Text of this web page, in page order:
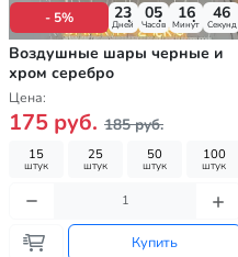
- 5% 23
Дней
05
Часов
16
Минут
44
Секунд
Воздушные шары черные и
хром серебро
Цена:
175 руб. 185 руб.
15
штук
25
штук
50
штук
100
штук
Купить